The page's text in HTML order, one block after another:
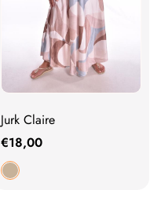
Jurk Claire
€18,00